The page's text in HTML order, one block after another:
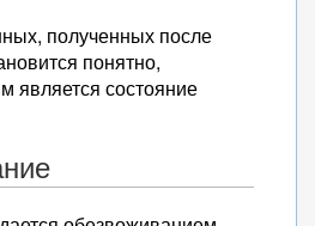
полученных после
понятно,
является состояние